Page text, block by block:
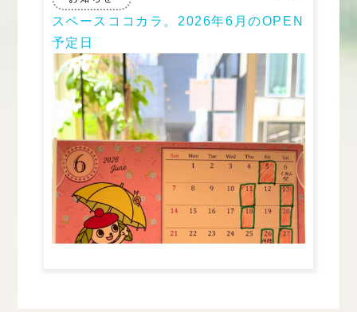
スペースココカラ。2026年6月のOPEN
予定日